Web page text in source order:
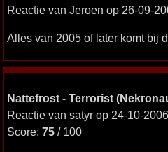
Reactie van Jeroen op 26-09-
Alles van 2005 of later komt bij
Nattefrost - Terrorist
Reactie van satyr op 24-10-
Score: 75 / 100